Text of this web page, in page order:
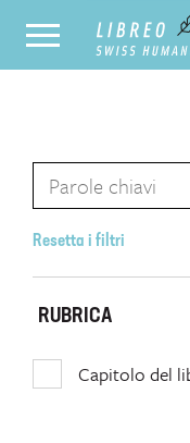
Resetta i filtri
RUBRICA
Capitolo del